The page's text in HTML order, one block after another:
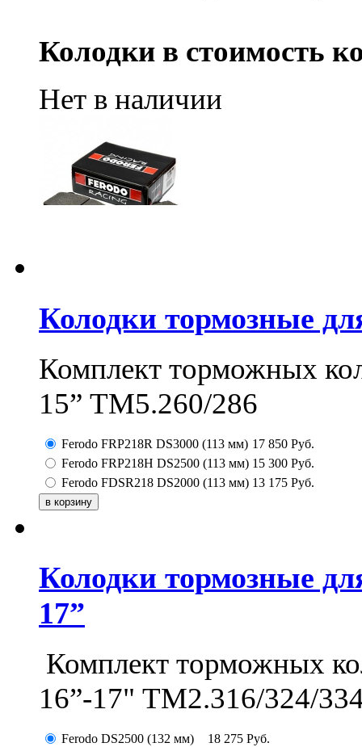
Колодки в стоимость
Нет в наличии
Колодки тормозные
Комплект торможных
15” ТМ5.260/286
Ferodo FRP218R DS3000 (113 мм) 17 850 Руб.
Ferodo FRP218H DS2500 (113 мм) 15 300 Руб.
Ferodo FDSR218 DS2000 (113 мм) 13 175 Руб.
Колодки тормозные
17”
Комплект торможных
16”-17" ТМ2.316/324/
Ferodo DS2500 (132 мм) 18 275 Руб.